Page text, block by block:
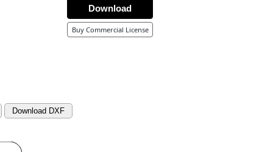
Download
Buy Commercial License
Download DXF